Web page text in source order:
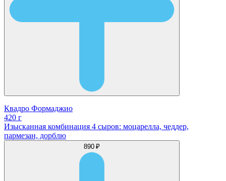
Квадро Формаджио
420 г
Изысканная комбинация 4 сыров: моцарелла, чеддер,
пармезан, дорблю
890 ₽